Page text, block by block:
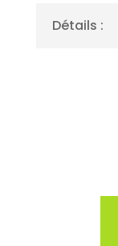
Détails :